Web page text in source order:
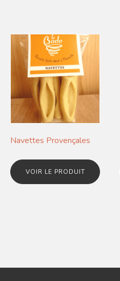
Navettes Provençales
VOIR LE PRODUIT